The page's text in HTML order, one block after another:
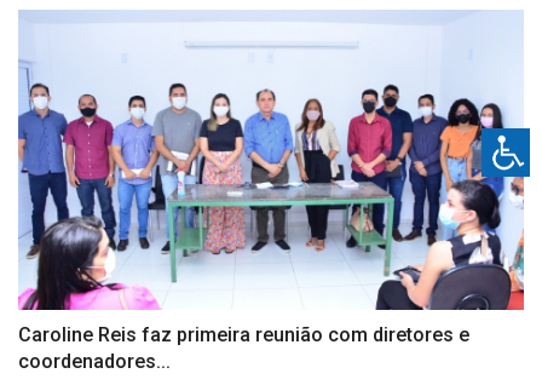
Caroline Reis faz primeira reunião com diretores e
coordenadores...